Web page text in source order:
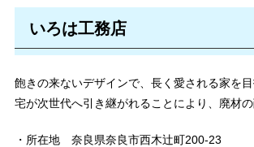
いろは工務店
飽きの来ないデザインで、長く愛される家を
宅が次世代へ引き継がれることにより、廃材の
・所在地 奈良県奈良市西木辻町200-23